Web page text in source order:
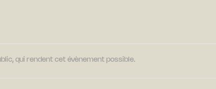
qui rendent cet évènement possible.